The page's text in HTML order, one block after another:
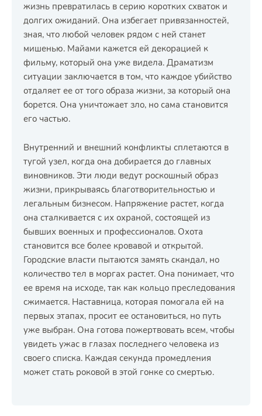
жизнь превратилась в серию коротких схваток и
долгих ожиданий. Она избегает привязанностей,
зная, что любой человек рядом с ней станет
мишенью. Майами кажется ей декорацией к
фильму, который она уже видела. Драматизм
ситуации заключается в том, что каждое убийство
отдаляет ее от того образа жизни, за который она
борется. Она уничтожает зло, но сама становится
его частью.
Внутренний и внешний конфликты сплетаются в
тугой узел, когда она добирается до главных
виновников. Эти люди ведут роскошный образ
жизни, прикрываясь благотворительностью и
легальным бизнесом. Напряжение растет, когда
она сталкивается с их охраной, состоящей из
бывших военных и профессионалов. Охота
становится все более кровавой и открытой.
Городские власти пытаются замять скандал, но
количество тел в моргах растет. Она понимает, что
ее время на исходе, так как кольцо преследования
сжимается. Наставница, которая помогала ей на
первых этапах, просит ее остановиться, но путь
уже выбран. Она готова пожертвовать всем, чтобы
увидеть ужас в глазах последнего человека из
своего списка. Каждая секунда промедления
может стать роковой в этой гонке со смертью.